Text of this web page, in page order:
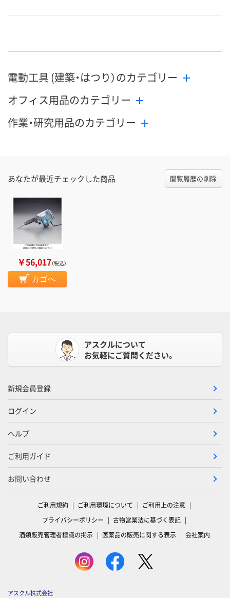
電動工具 (建築・はつり）のカテゴリー
オフィス用品のカテゴリー
作業・研究用品のカテゴリー
あなたが最近チェックした商品 閲覧履歴の削除
￥56,017（税込）
カゴへ
アスクルについて
お気軽にご質問ください。
新規会員登録
ログイン
ヘルプ
ご利用ガイド
お問い合わせ
ご利用規約 ご利用環境について
ご利用上の注意
プライバシーポリシー
古物営業法に基づく表記
酒類販売管理者標識の掲示
医薬品の販売に関する表示 会社案内
アスクル株式会社